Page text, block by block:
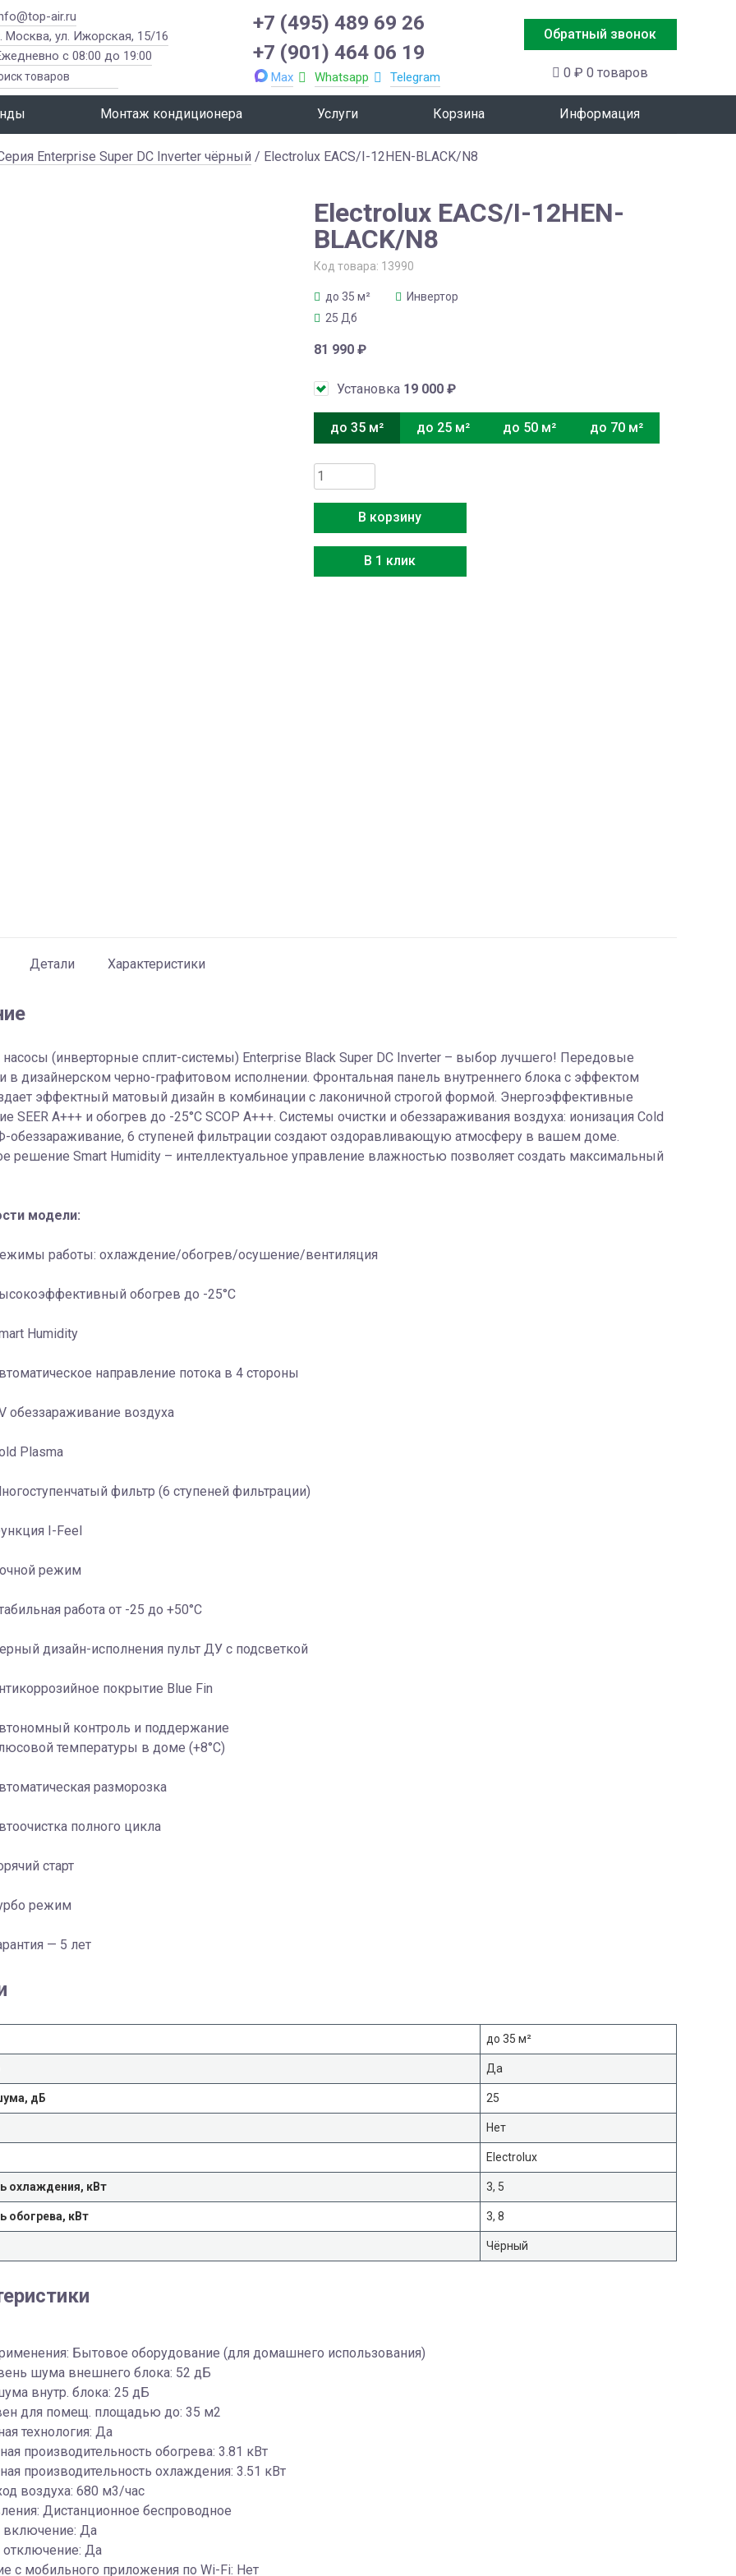
air.ru
Москва, ул. Ижорская, 15/16
с 08:00 до 19:00
+7 (495) 489 69 26
+7 (901) 464 06 19
Max Whatsapp Telegram
Обратный звонок
0 ₽ 0 товаров
Монтаж кондиционера Услуги Корзина Информация
Enterprise Super DC Inverter чёрный / Electrolux EACS/I-12HEN-BLACK/N8
Electrolux EACS/I-12HEN-
BLACK/N8
Код товара: 13990
до 35 м²
Инвертор
25 Дб
81 990 ₽
Установка 19 000 ₽
до 35 м² до 25 м² до 50 м² до 70 м²
Количество
товара
Electrolux
EACS/I-
12HEN-
BLACK/N8
В корзину
В 1 клик
Детали Характеристики
(инверторные сплит-системы) Enterprise Black Super DC Inverter – выбор лучшего! Передовые
в дизайнерском черно-графитовом исполнении. Фронтальная панель внутреннего блока с эффектом
эффектный матовый дизайн в комбинации с лаконичной строгой формой. Энергоэффективные
SEER A+++ и обогрев до -25°C SCOP A+++. Системы очистки и обеззараживания воздуха: ионизация Cold
обеззараживание, 6 ступеней фильтрации создают оздоравливающую атмосферу в вашем доме.
решение Smart Humidity – интеллектуальное управление влажностью позволяет создать максимальный
модели:
работы: охлаждение/обогрев/осушение/вентиляция
обогрев до -25°С
Humidity
направление потока в 4 стороны
обеззараживание воздуха
Plasma
фильтр (6 ступеней фильтрации)
I-Feel
режим
работа от -25 до +50°C
дизайн-исполнения пульт ДУ с подсветкой
покрытие Blue Fin
контроль и поддержание
температуры в доме (+8°C)
разморозка
полного цикла
старт
режим
— 5 лет
до 35 м²
Да
дБ 25
Нет
Electrolux
охлаждения, кВт 3, 5
обогрева, кВт 3, 8
Чёрный
Бытовое оборудование (для домашнего использования)
шума внешнего блока: 52 дБ
внутр. блока: 25 дБ
для помещ. площадью до: 35 м2
технология: Да
производительность обогрева: 3.81 кВт
производительность охлаждения: 3.51 кВт
воздуха: 680 м3/час
Дистанционное беспроводное
включение: Да
отключение: Да
c мобильного приложения по Wi-Fi: Нет